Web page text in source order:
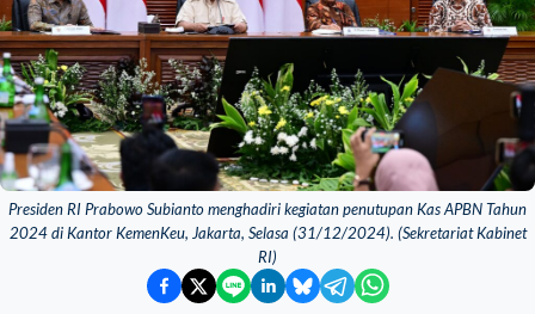
Presiden RI Prabowo Subianto menghadiri kegiatan penutupan Kas APBN Tahun
2024 di Kantor KemenKeu, Jakarta, Selasa (31/12/2024). (Sekretariat Kabinet
RI)